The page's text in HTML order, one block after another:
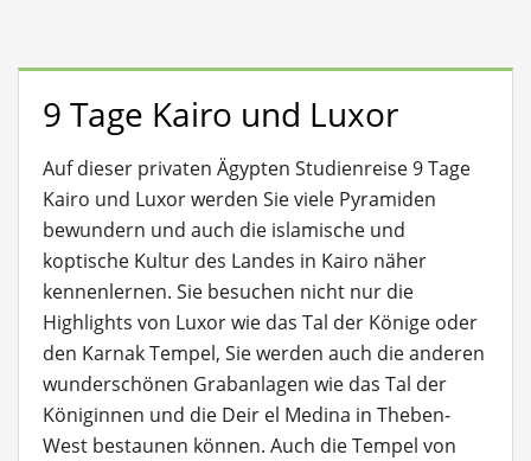
9 Tage Kairo und Luxor
Auf dieser privaten Ägypten Studienreise 9 Tage
Kairo und Luxor werden Sie viele Pyramiden
bewundern und auch die islamische und
koptische Kultur des Landes in Kairo näher
kennenlernen. Sie besuchen nicht nur die
Highlights von Luxor wie das Tal der Könige oder
den Karnak Tempel, Sie werden auch die anderen
wunderschönen Grabanlagen wie das Tal der
Königinnen und die Deir el Medina in Theben-
West bestaunen können. Auch die Tempel von